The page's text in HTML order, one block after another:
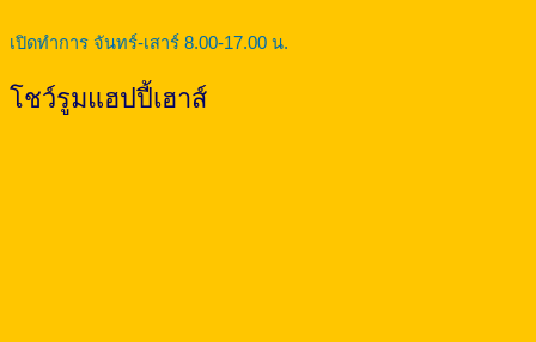
เปิดทำการ จันทร์-เสาร์ 8.00-17.00 น.
โชว์รูมแฮปปี้เฮาส์